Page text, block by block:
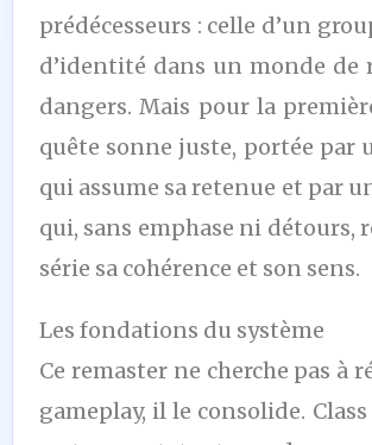
prédécesseurs : celle d’un
d’identité dans un monde de
dangers. Mais pour la
quête sonne juste, portée par
qui assume sa retenue et par
qui, sans emphase ni détours,
série sa cohérence et son sens.
Les fondations du système
Ce remaster ne cherche pas à
gameplay, il le consolide.